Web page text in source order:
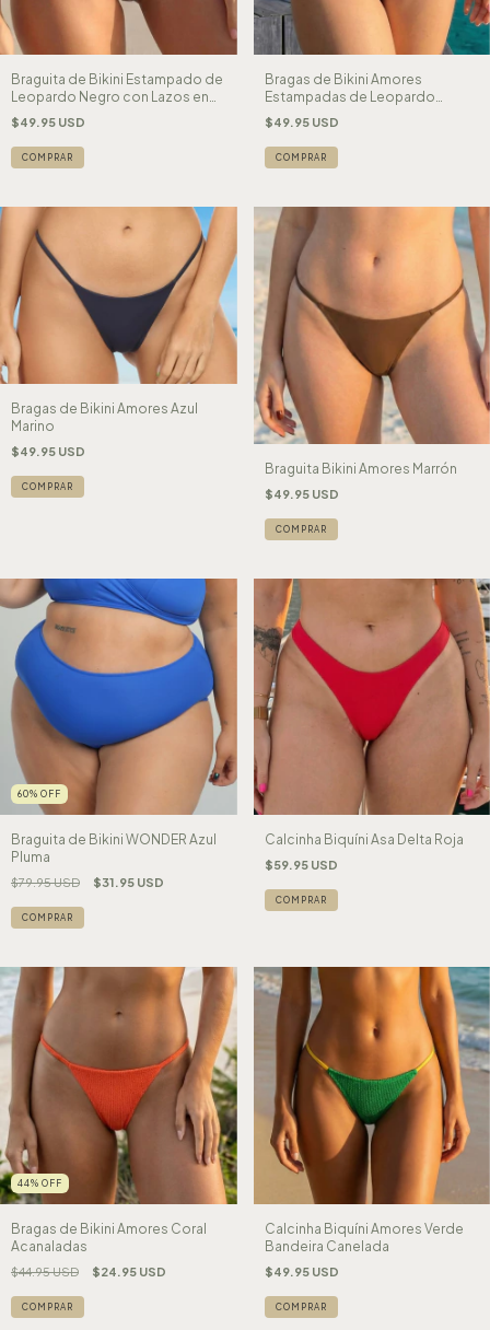
Braguita de Bikini Estampado de
Leopardo Negro con Lazos en
los Lados
$49.95 USD
COMPRAR
Bragas de Bikini Amores
Estampadas de Leopardo
Rosado
$49.95 USD
COMPRAR
Bragas de Bikini Amores Azul
Marino
$49.95 USD
COMPRAR
Braguita Bikini Amores Marrón
$49.95 USD
COMPRAR
60% OFF
Braguita de Bikini WONDER Azul
Pluma
$79.95 USD $31.95 USD
COMPRAR
Calcinha Biquíni Asa Delta Roja
$59.95 USD
COMPRAR
44% OFF
Bragas de Bikini Amores Coral
Acanaladas
$44.95 USD $24.95 USD
COMPRAR
Calcinha Biquíni Amores Verde
Bandeira Canelada
$49.95 USD
COMPRAR